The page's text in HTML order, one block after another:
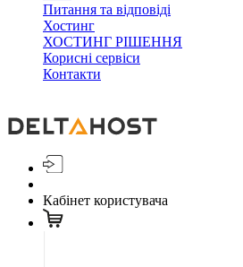
Питання та відповіді
Хостинг
ХОСТИНГ РІШЕННЯ
Корисні сервіси
Контакти
Кабінет користувача